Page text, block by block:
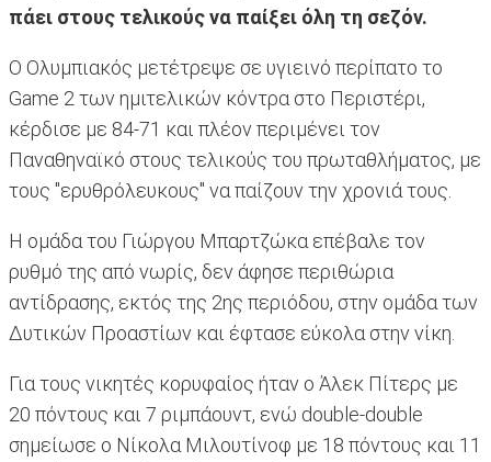
πάει στους τελικούς να παίξει όλη τη σεζόν.
Ο Ολυμπιακός μετέτρεψε σε υγιεινό περίπατο το
Game 2 των ημιτελικών κόντρα στο Περιστέρι,
κέρδισε με 84-71 και πλέον περιμένει τον
Παναθηναϊκό στους τελικούς του πρωταθλήματος, με
τους "ερυθρόλευκους" να παίζουν την χρονιά τους.
Η ομάδα του Γιώργου Μπαρτζώκα επέβαλε τον
ρυθμό της από νωρίς, δεν άφησε περιθώρια
αντίδρασης, εκτός της 2ης περιόδου, στην ομάδα των
Δυτικών Προαστίων και έφτασε εύκολα στην νίκη.
Για τους νικητές κορυφαίος ήταν ο Άλεκ Πίτερς με
20 πόντους και 7 ριμπάουντ, ενώ double-double
σημείωσε ο Νίκολα Μιλουτίνοφ με 18 πόντους και 11